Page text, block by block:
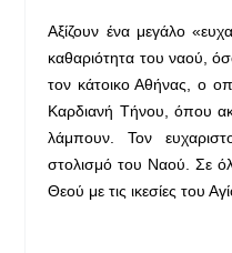
Αξίζουν ένα μεγάλο
καθαριότητα του ναού,
τον κάτοικο Αθήνας, ο
Καρδιανή Τήνου, όπου
λάμπουν. Τον
στολισμό του Ναού. Σε
Θεού με τις ικεσίες του